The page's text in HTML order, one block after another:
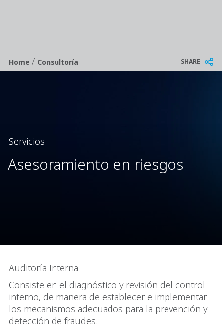
Breadcrumb
Home/ Consultoría SHARE
Servicios
Asesoramiento en riesgos
Auditoría Interna
Consiste en el diagnóstico y revisión del control
interno, de manera de establecer e implementar
los mecanismos adecuados para la prevención y
detección de fraudes.